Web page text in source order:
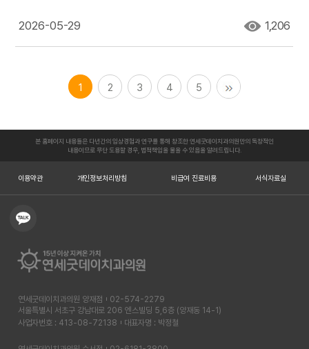
2026-05-29 1,206
1 2 3 4 5
본 홈페이지 내용들은 다년간의 임상경험과 연구를 통해 창조한 연세굿데이치과의원만의 독창적인
내용이므로 무단 도용할 경우, 법적책임을 물을 수 있음을 알려드립니다.
이용약관 개인정보처리방침 비급여 진료비용 서식자료실
연세굿데이치과의원 양재점
02-574-2279
서울특별시 서초구 강남대로 206 엔스빌딩 5,6층 (양재동 14-1)
사업자번호 : 413-08-72138
대표자명 : 박정철